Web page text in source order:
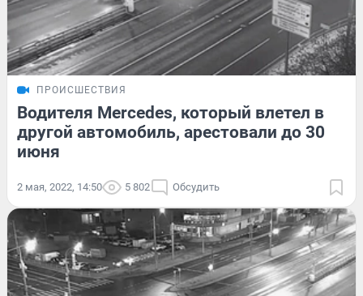
ПРОИСШЕСТВИЯ
Водителя Mercedes, который влетел в
другой автомобиль, арестовали до 30
июня
2 мая, 2022, 14:50 5 802 Обсудить